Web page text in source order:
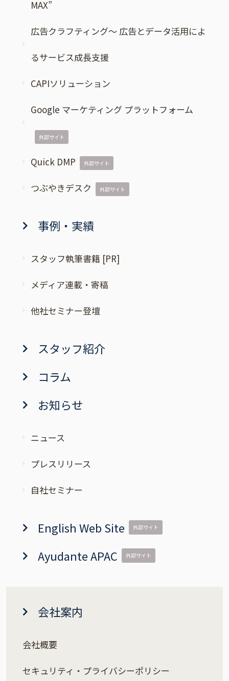
MAX”
広告クラフティング～ 広告とデータ活用によ
るサービス成長支援
CAPIソリューション
Google マーケティング プラットフォーム
外部サイト
Quick DMP 外部サイト
つぶやきデスク 外部サイト
事例・実績
スタッフ執筆書籍 [PR]
メディア連載・寄稿
他社セミナー登壇
スタッフ紹介
コラム
お知らせ
ニュース
プレスリリース
自社セミナー
English Web Site 外部サイト
Ayudante APAC 外部サイト
会社案内
会社概要
セキュリティ・プライバシーポリシー